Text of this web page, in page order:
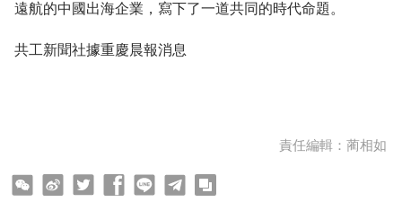
遠航的中國出海企業，寫下了一道共同的時代命題。
共工新聞社據重慶晨報消息
責任編輯：蔺相如
linetelegram copy